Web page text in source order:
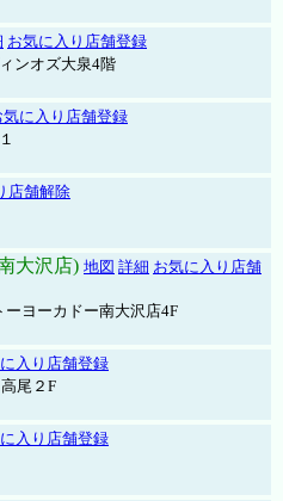
お気に入り店舗登録
ンオズ大泉4階
気に入り店舗登録
店舗解除
大沢店) 地図 詳細 お気に入り店舗
ヨーカドー南大沢店4F
入り店舗登録
尾２F
入り店舗登録